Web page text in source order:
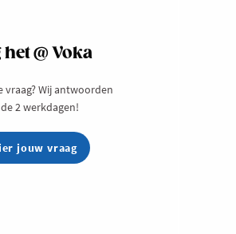
het @ Voka
vraag? Wij antwoorden
de 2 werkdagen!
jouw vraag